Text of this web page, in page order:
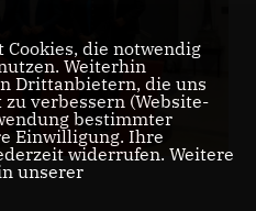
Cookies, die notwendig
Weiterhin
Drittanbietern, die uns
verbessern (Website-
bestimmter
Einwilligung. Ihre
widerrufen. Weitere
unserer